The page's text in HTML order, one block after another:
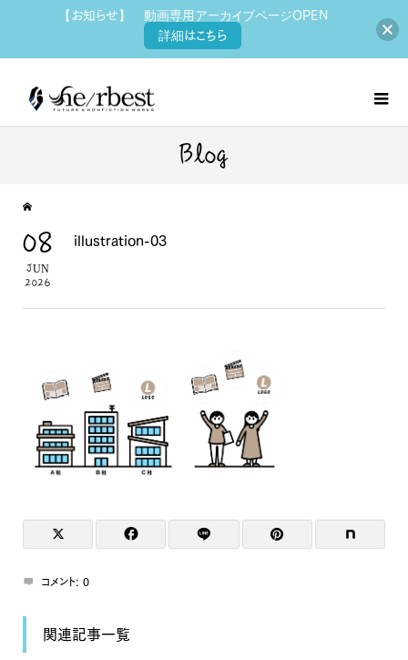
Blog
08
JUN
2026
illustration-03
コメント: 0
関連記事一覧
【お知らせ】 動画専用アーカイブページOPEN
詳細はこちら